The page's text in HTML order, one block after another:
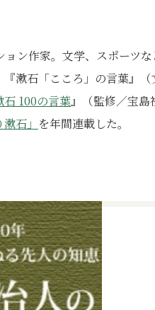
ン作家。文学、スポーツ
漱石「こころ」の言葉』
石 100の言葉』（監修／宝島
石」 を年間連載した。